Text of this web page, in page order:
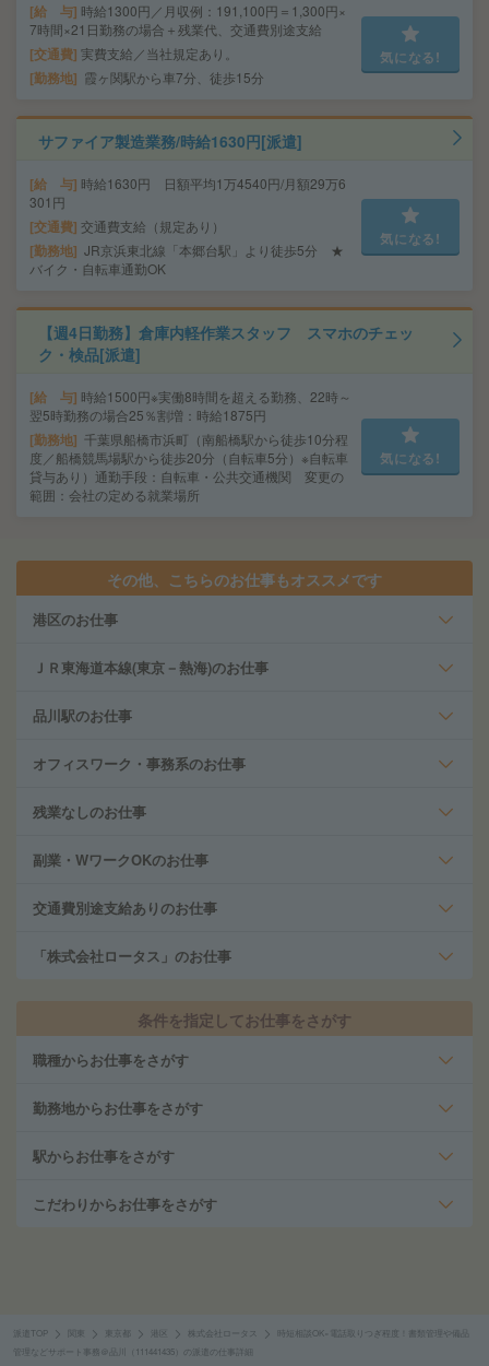
給 与 時給1300円／月収例：191,100円＝1,300円×
7時間×21日勤務の場合＋残業代、交通費別途支給
交通費 実費支給／当社規定あり。
勤務地 霞ヶ関駅から車7分、徒歩15分
気になる!
サファイア製造業務/時給1630円[派遣]
給 与 時給1630円 日額平均1万4540円/月額29万6
301円
交通費 交通費支給（規定あり）
勤務地 JR京浜東北線「本郷台駅」より徒歩5分 ★
バイク・自転車通勤OK
気になる!
【週4日勤務】倉庫内軽作業スタッフ スマホのチェッ
ク・検品[派遣]
給 与 時給1500円※実働8時間を超える勤務、22時～
翌5時勤務の場合25％割増：時給1875円
勤務地 千葉県船橋市浜町（南船橋駅から徒歩10分程
度／船橋競馬場駅から徒歩20分（自転車5分）※自転車
貸与あり）通勤手段：自転車・公共交通機関 変更の
範囲：会社の定める就業場所
気になる!
その他、こちらのお仕事もオススメです
港区のお仕事
ＪＲ東海道本線(東京－熱海)のお仕事
品川駅のお仕事
オフィスワーク・事務系のお仕事
残業なしのお仕事
副業・WワークOKのお仕事
交通費別途支給ありのお仕事
「株式会社ロータス」のお仕事
条件を指定してお仕事をさがす
職種からお仕事をさがす
勤務地からお仕事をさがす
駅からお仕事をさがす
こだわりからお仕事をさがす
派遣TOP 東京都 港区 株式会社ロータス
時短相談OK×電話取りつぎ程度！書類管理や備品
管理などサポート事務＠品川（111441435）の派遣の仕事詳細